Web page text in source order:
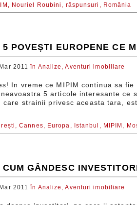
Nouriel Roubini, răspunsuri, România
POVEȘTI EUROPENE CE
2011 în Analize, Aventuri imobiliare
In vreme ce MIPIM continua sa
5 articole interesante
care strainii privesc aceasta tara,
Cannes, Europa, Istanbul, MIPIM,
GÂNDESC
2011 în Analize, Aventuri imobiliare